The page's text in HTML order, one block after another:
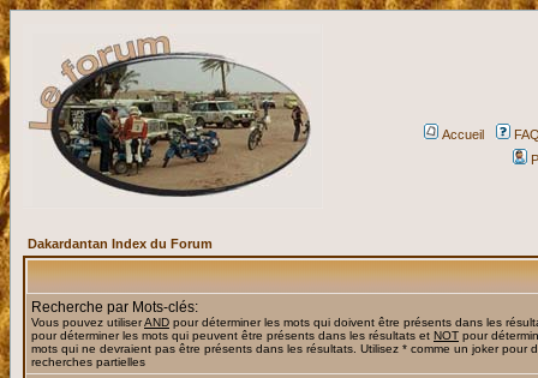
Accueil
Dakardantan Index du Forum
Recherche par Mots-clés:
Vous pouvez utiliserAND pour déterminer les mots qui doivent être présents dans les
pour déterminer les mots qui peuvent être présents dans les résultats et NOT pour
mots qui ne devraient pas être présents dans les résultats. Utilisez * comme un joker pour
recherches partielles